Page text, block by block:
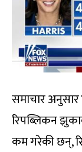
समाचार अनुसार
रिपब्लिकन
कम गरेकी छन्,